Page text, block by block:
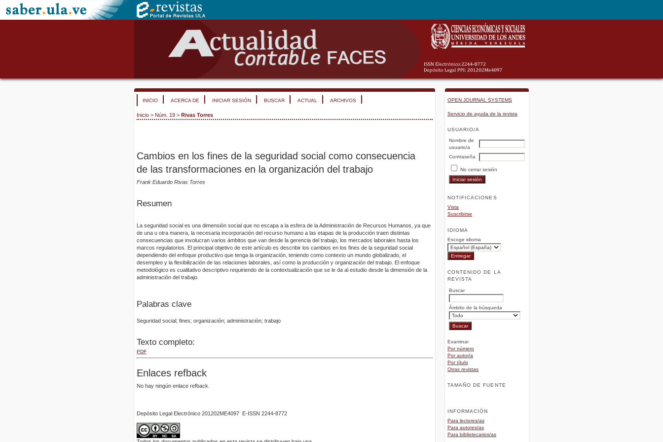
OPEN JOURNAL SYSTEMS
Servicio de ayuda de la revista
USUARIO/A
Nombre de
usuario/a
Contraseña
No cerrar sesión
NOTIFICACIONES
Vista
Suscribirse
IDIOMA
Escoge idioma
CONTENIDO DE LA
REVISTA
Buscar
Ámbito de la búsqueda
Examinar
Por número
Por autor/a
Por título
Otras revistas
TAMAÑO DE FUENTE
INFORMACIÓN
Para lectores/as
Para autores/as
Para bibliotecarios/as
INICIO ACERCA DE INICIAR SESIÓN BUSCAR ACTUAL ARCHIVOS
Inicio > Núm. 19 > Rivas Torres
Cambios en los fines de la seguridad social como consecuencia
de las transformaciones en la organización del trabajo
Frank Eduardo Rivas Torres
Resumen
La seguridad social es una dimensión social que no escapa a la esfera de la Administración de Recursos Humanos, ya que
de una u otra manera, la necesaria incorporación del recurso humano a las etapas de la producción traen distintas
consecuencias que involucran varios ámbitos que van desde la gerencia del trabajo, los mercados laborales hasta los
marcos regulatorios. El principal objetivo de este artículo es describir los cambios en los fines de la seguridad social
dependiendo del enfoque productivo que tenga la organización, teniendo como contexto un mundo globalizado, el
desempleo y la flexibilización de las relaciones laborales, así como la producción y organización del trabajo. El enfoque
metodológico es cualitativo descriptivo requiriendo de la contextualización que se le da al estudio desde la dimensión de la
administración del trabajo.
Palabras clave
Seguridad social; fines; organización; administración; trabajo
Texto completo:
PDF
Enlaces refback
No hay ningún enlace refback.
Depósito Legal Electrónico 201202ME4097 E-ISSN 2244-8772